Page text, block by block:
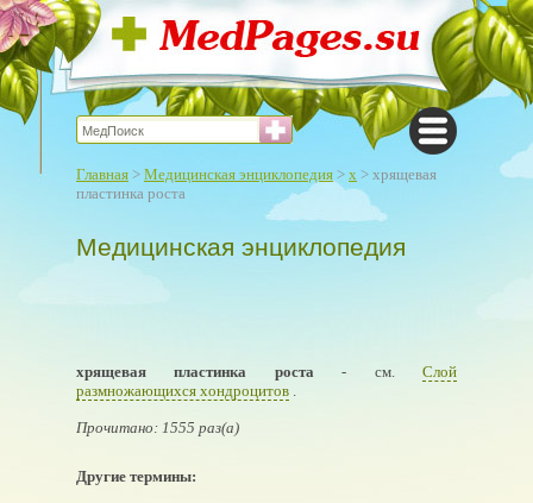
Главная > Медицинская энциклопедия > х > хрящевая
пластинка роста
Медицинская энциклопедия
хрящевая пластинка роста- см.Слой
размножающихся хондроцитов .
Прочитано: 1555 раз(а)
Другие термины: